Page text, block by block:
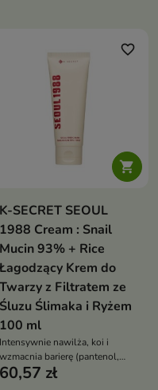

favorite_border
K-SECRET SEOUL
1988 Cream : Snail
Mucin 93% + Rice
Łagodzący Krem do
Twarzy z Filtratem ze
Śluzu Ślimaka i Ryżem
100 ml
Intensywnie nawilża, koi i
wzmacnia barierę (pantenol,
ektoina), wygładza i rozświetla
60,57 zł